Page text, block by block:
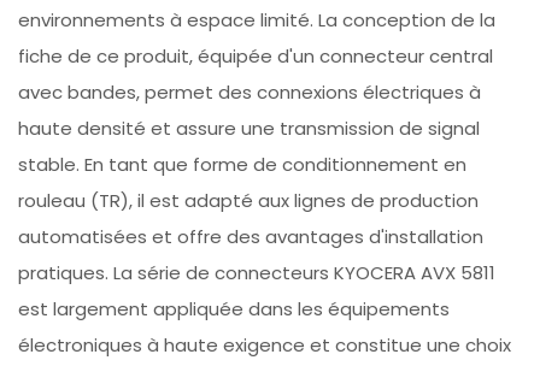
environnements à espace limité. La conception de la
fiche de ce produit, équipée d'un connecteur central
avec bandes, permet des connexions électriques à
haute densité et assure une transmission de signal
stable. En tant que forme de conditionnement en
rouleau (TR), il est adapté aux lignes de production
automatisées et offre des avantages d'installation
pratiques. La série de connecteurs KYOCERA AVX 5811
est largement appliquée dans les équipements
électroniques à haute exigence et constitue une choix